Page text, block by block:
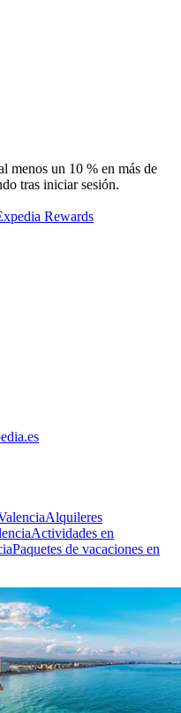
menos un 10 % en más de
tras iniciar sesión.
Rewards
Alquileres
Actividades en
Paquetes de vacaciones en